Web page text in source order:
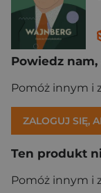
Powiedz nam,
Pomóż innym i
ZALOGUJ SIĘ,
Ten produkt
Pomóż innym i